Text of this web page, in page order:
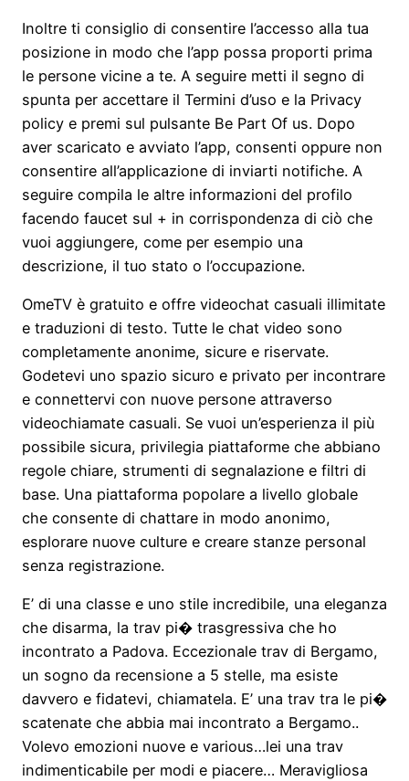
Inoltre ti consiglio di consentire l’accesso alla tua
posizione in modo che l’app possa proporti prima
le persone vicine a te. A seguire metti il segno di
spunta per accettare il Termini d’uso e la Privacy
policy e premi sul pulsante Be Part Of us. Dopo
aver scaricato e avviato l’app, consenti oppure non
consentire all’applicazione di inviarti notifiche. A
seguire compila le altre informazioni del profilo
facendo faucet sul + in corrispondenza di ciò che
vuoi aggiungere, come per esempio una
descrizione, il tuo stato o l’occupazione.
OmeTV è gratuito e offre videochat casuali illimitate
e traduzioni di testo. Tutte le chat video sono
completamente anonime, sicure e riservate.
Godetevi uno spazio sicuro e privato per incontrare
e connettervi con nuove persone attraverso
videochiamate casuali. Se vuoi un’esperienza il più
possibile sicura, privilegia piattaforme che abbiano
regole chiare, strumenti di segnalazione e filtri di
base. Una piattaforma popolare a livello globale
che consente di chattare in modo anonimo,
esplorare nuove culture e creare stanze personal
senza registrazione.
E’ di una classe e uno stile incredibile, una eleganza
che disarma, la trav pi� trasgressiva che ho
incontrato a Padova. Eccezionale trav di Bergamo,
un sogno da recensione a 5 stelle, ma esiste
davvero e fidatevi, chiamatela. E’ una trav tra le pi�
scatenate che abbia mai incontrato a Bergamo..
Volevo emozioni nuove e various…lei una trav
indimenticabile per modi e piacere… Meravigliosa